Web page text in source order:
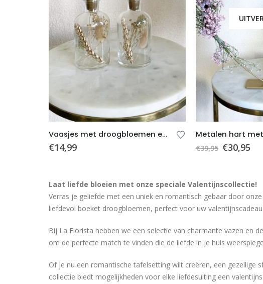
Vaasjes met droogbloemen en kaarsjes – Taupe/bruin – 2 stuks
€14,99 €39,95 €30,95
Laat liefde bloeien met onze speciale Valentijnscollectie!
Verras je geliefde met een uniek en romantisch gebaar door
liefdevol boeket droogbloemen, perfect voor uw valentijnscadeau.
Bij La Florista hebben we een selectie van charmante vazen en
om de perfecte match te vinden die de liefde in je huis
Of je nu een romantische tafelsetting wilt creëren, een gezellige
collectie biedt mogelijkheden voor elke liefdesuiting een